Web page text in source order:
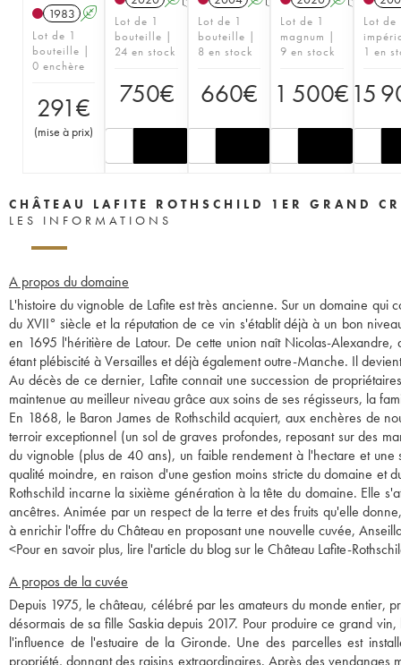
1983 A
Lot de 1
bouteille |
0 enchère
291€
(mise à prix)
Lot de 1
bouteille |
24 en stock
750€
Lot de 1
bouteille |
8 en stock
660€
Lot de 1
magnum |
9 en stock
1 500€
Lot de
1 en
15
CHÂTEAU LAFITE ROTHSCHILD 1ER GRAND
LES INFORMATIONS
A propos du domaine
L'histoire du vignoble de Lafite est très ancienne. Sur un domaine
du XVII° siècle et la réputation de ce vin s'établit déjà à un bon
en 1695 l'héritière de Latour. De cette union naît Nicolas-
étant plébiscité à Versailles et déjà également outre-Manche. Il
Au décès de ce dernier, Lafite connait une succession de
maintenue au meilleur niveau grâce aux soins de ses régisseurs, la
En 1868, le Baron James de Rothschild acquiert, aux enchères de
terroir exceptionnel (un sol de graves profondes, reposant sur des
du vignoble (plus de 40 ans), un faible rendement à l'hectare et
qualité moindre, en raison d'une gestion moins stricte du domaine et
Rothschild incarne la sixième génération à la tête du domaine. Elle
ancêtres. Animée par un respect de la terre et des fruits qu'elle
à enrichir l'offre du Château en proposant une nouvelle cuvée,
<Pour en savoir plus, lire l'article du blog sur le Château Lafite-
A propos de la cuvée
Depuis 1975, le château, célébré par les amateurs du monde entier,
désormais de sa fille Saskia depuis 2017. Pour produire ce grand
l'influence de l'estuaire de la Gironde. Une des parcelles est
propriété, donnant des raisins extraordinaires. Après des vendanges